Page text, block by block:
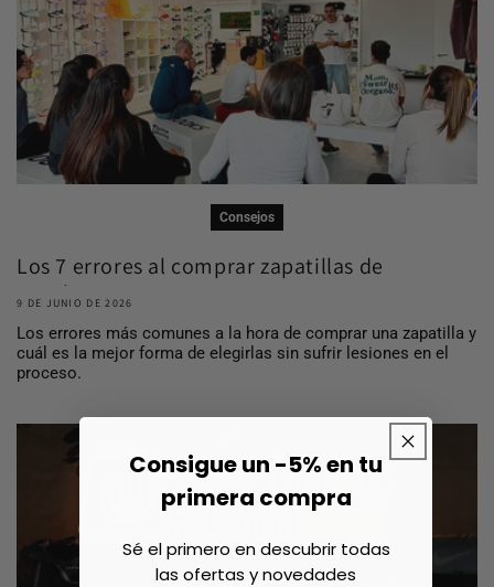
Consejos
Los 7 errores al comprar zapatillas de
running ...
9 DE JUNIO DE 2026
Los errores más comunes a la hora de comprar una zapatilla y
cuál es la mejor forma de elegirlas sin sufrir lesiones en el
proceso.
Consigue un -5% en tu
primera compra
Sé el primero en descubrir todas
las ofertas y novedades